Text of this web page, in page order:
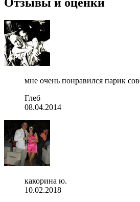
мне очень понравился парик
Глеб
08.04.2014
какорина ю.
10.02.2018